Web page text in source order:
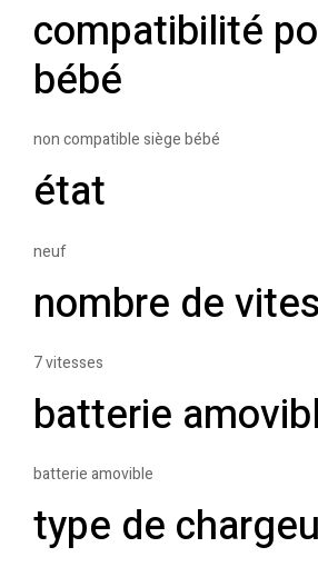
compatibilité
bébé
non compatible siège bébé
état
neuf
nombre de
7 vitesses
batterie
batterie amovible
type de